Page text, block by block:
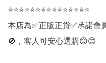
⭐⭐⭐⭐⭐⭐⭐⭐⭐⭐⭐⭐⭐⭐⭐
本店為✅正版正貨✅承諾
🚫，客人可安心選購😊😊